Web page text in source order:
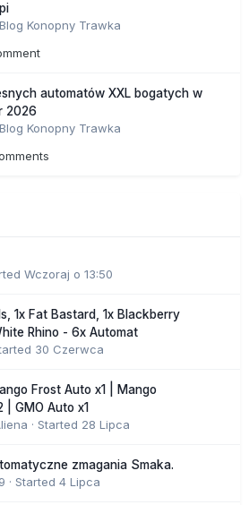
Blog Konopny Trawka
automatów XXL bogatych w
2026
Blog Konopny Trawka
Wczoraj o 13:50
1x Fat Bastard, 1x Blackberry
Rhino - 6x Automat
30 Czerwca
Frost Auto x1 | Mango
| GMO Auto x1
· Started 28 Lipca
zmagania Smaka.
· Started 4 Lipca